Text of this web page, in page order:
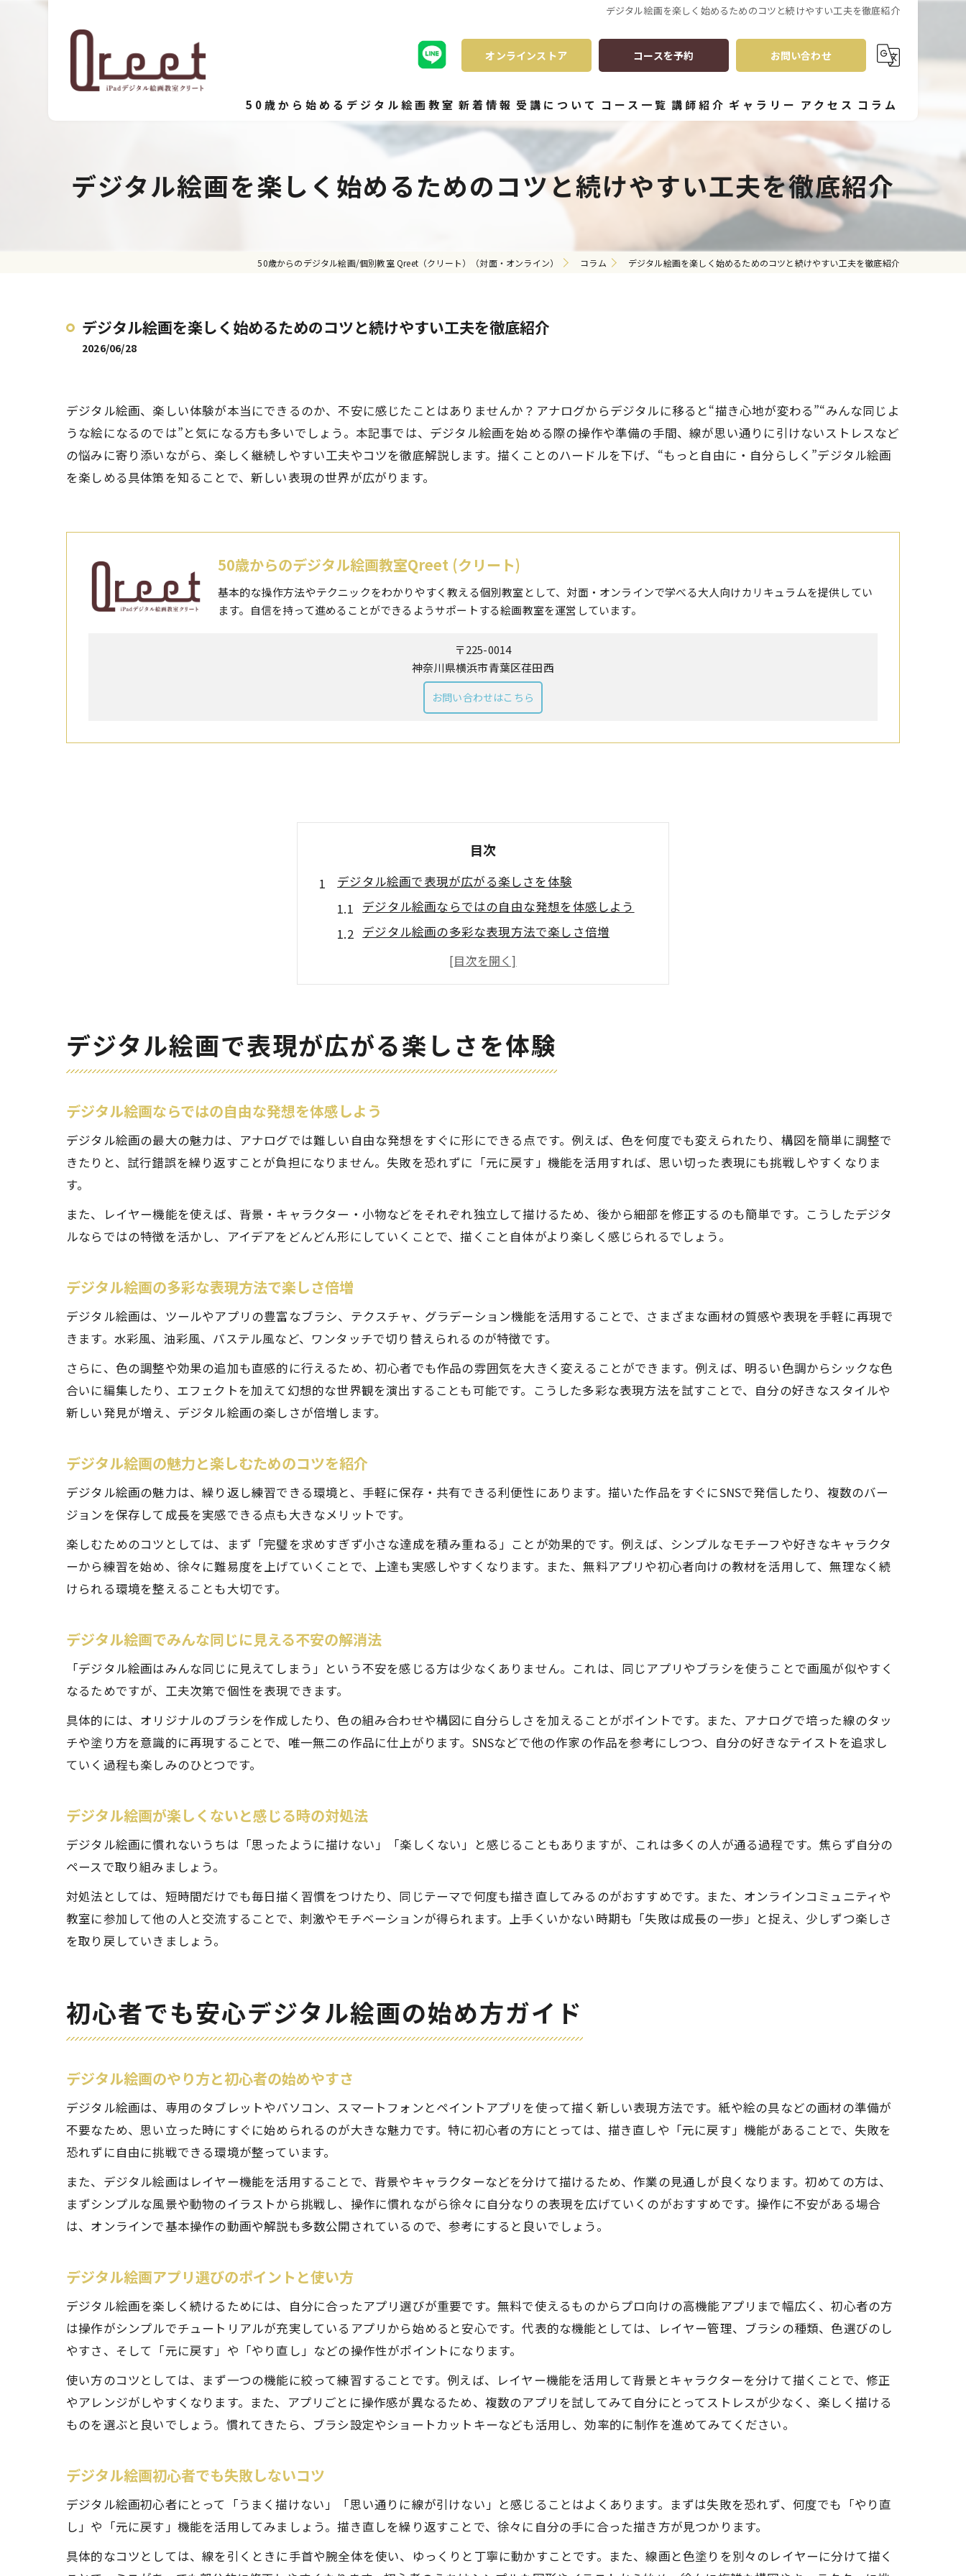
デジタル絵画を楽しく始めるためのコツと続けやすい工夫を徹底紹介
オンラインストア コースを予約 お問い合わせ
50歳から始めるデジタル絵画教室 新着情報 受講について コース一覧 講師紹介 ギャラリー アクセス コラム
デジタル絵画を楽しく始めるためのコツと続けやすい工夫を徹底紹介
50歳からのデジタル絵画/個別教室 Qreet（クリート）（対面・オンライン） コラム デジタル絵画を楽しく始めるためのコツと続けやすい工夫を徹底紹介
デジタル絵画を楽しく始めるためのコツと続けやすい工夫を徹底紹介
2026/06/28
デジタル絵画、楽しい体験が本当にできるのか、不安に感じたことはありませんか？アナログからデジタルに移ると“描き心地が変わる”“みんな同じよ
うな絵になるのでは”と気になる方も多いでしょう。本記事では、デジタル絵画を始める際の操作や準備の手間、線が思い通りに引けないストレスなど
の悩みに寄り添いながら、楽しく継続しやすい工夫やコツを徹底解説します。描くことのハードルを下げ、“もっと自由に・自分らしく”デジタル絵画
を楽しめる具体策を知ることで、新しい表現の世界が広がります。
50歳からのデジタル絵画教室Qreet (クリート)
基本的な操作方法やテクニックをわかりやすく教える個別教室として、対面・オンラインで学べる大人向けカリキュラムを提供してい
ます。自信を持って進めることができるようサポートする絵画教室を運営しています。
〒225-0014
神奈川県横浜市青葉区荏田西
お問い合わせはこちら
目次
デジタル絵画で表現が広がる楽しさを体験
デジタル絵画ならではの自由な発想を体感しよう
デジタル絵画の多彩な表現方法で楽しさ倍増
デジタル絵画の魅力と楽しむためのコツを紹介
デジタル絵画でみんな同じに見える不安の解消法
初心者でも安心デジタル絵画の始め方ガイド
デジタル絵画のやり方と初心者の始めやすさ
デジタル絵画初心者でも失敗しないコツ
デジタル絵画を小学生でも楽しめる方法
デジタルアート初心者におすすめの練習法
デジタル絵画とアナログの違いをわかりやすく解説
アナログとデジタル絵画どちらが描きやすいか比較
アナログ派が感じやすいデジタル絵画の違和感
上達しない悩みも解消できるデジタル絵画の工夫
デジタル絵画で上達しない原因と克服法
デジタル絵画が楽しくなくなる理由を見直そう
デジタル絵画で上達するための練習ポイント
デジタル絵画のやり方を工夫して成長を実感
自分らしいスタイルをデジタル絵画で見つけよう
デジタル絵画で自分らしさを表現する方法
デジタル絵画でみんな同じにならない工夫
デジタル絵画で独自スタイルを磨くコツ
継続派必見デジタル絵画を楽しむコツまとめ
デジタル絵画を楽しく続けるための秘訣
デジタル絵画でモチベーションを保つ方法
デジタル絵画を日常に取り入れるアイデア
デジタル絵画で表現が広がる楽しさを体験
デジタル絵画ならではの自由な発想を体感しよう
デジタル絵画の最大の魅力は、アナログでは難しい自由な発想をすぐに形にできる点です。例えば、色を何度でも変えられたり、構図を簡単に調整で
きたりと、試行錯誤を繰り返すことが負担になりません。失敗を恐れずに「元に戻す」機能を活用すれば、思い切った表現にも挑戦しやすくなりま
す。
また、レイヤー機能を使えば、背景・キャラクター・小物などをそれぞれ独立して描けるため、後から細部を修正するのも簡単です。こうしたデジタ
ルならではの特徴を活かし、アイデアをどんどん形にしていくことで、描くこと自体がより楽しく感じられるでしょう。
デジタル絵画の多彩な表現方法で楽しさ倍増
デジタル絵画は、ツールやアプリの豊富なブラシ、テクスチャ、グラデーション機能を活用することで、さまざまな画材の質感や表現を手軽に再現で
きます。水彩風、油彩風、パステル風など、ワンタッチで切り替えられるのが特徴です。
さらに、色の調整や効果の追加も直感的に行えるため、初心者でも作品の雰囲気を大きく変えることができます。例えば、明るい色調からシックな色
合いに編集したり、エフェクトを加えて幻想的な世界観を演出することも可能です。こうした多彩な表現方法を試すことで、自分の好きなスタイルや
新しい発見が増え、デジタル絵画の楽しさが倍増します。
デジタル絵画の魅力と楽しむためのコツを紹介
デジタル絵画の魅力は、繰り返し練習できる環境と、手軽に保存・共有できる利便性にあります。描いた作品をすぐにSNSで発信したり、複数のバー
ジョンを保存して成長を実感できる点も大きなメリットです。
楽しむためのコツとしては、まず「完璧を求めすぎず小さな達成を積み重ねる」ことが効果的です。例えば、シンプルなモチーフや好きなキャラクタ
ーから練習を始め、徐々に難易度を上げていくことで、上達も実感しやすくなります。また、無料アプリや初心者向けの教材を活用して、無理なく続
けられる環境を整えることも大切です。
デジタル絵画でみんな同じに見える不安の解消法
「デジタル絵画はみんな同じに見えてしまう」という不安を感じる方は少なくありません。これは、同じアプリやブラシを使うことで画風が似やすく
なるためですが、工夫次第で個性を表現できます。
具体的には、オリジナルのブラシを作成したり、色の組み合わせや構図に自分らしさを加えることがポイントです。また、アナログで培った線のタッ
チや塗り方を意識的に再現することで、唯一無二の作品に仕上がります。SNSなどで他の作家の作品を参考にしつつ、自分の好きなテイストを追求し
ていく過程も楽しみのひとつです。
デジタル絵画が楽しくないと感じる時の対処法
デジタル絵画に慣れないうちは「思ったように描けない」「楽しくない」と感じることもありますが、これは多くの人が通る過程です。焦らず自分の
ペースで取り組みましょう。
対処法としては、短時間だけでも毎日描く習慣をつけたり、同じテーマで何度も描き直してみるのがおすすめです。また、オンラインコミュニティや
教室に参加して他の人と交流することで、刺激やモチベーションが得られます。上手くいかない時期も「失敗は成長の一歩」と捉え、少しずつ楽しさ
を取り戻していきましょう。
初心者でも安心デジタル絵画の始め方ガイド
デジタル絵画のやり方と初心者の始めやすさ
デジタル絵画は、専用のタブレットやパソコン、スマートフォンとペイントアプリを使って描く新しい表現方法です。紙や絵の具などの画材の準備が
不要なため、思い立った時にすぐに始められるのが大きな魅力です。特に初心者の方にとっては、描き直しや「元に戻す」機能があることで、失敗を
恐れずに自由に挑戦できる環境が整っています。
また、デジタル絵画はレイヤー機能を活用することで、背景やキャラクターなどを分けて描けるため、作業の見通しが良くなります。初めての方は、
まずシンプルな風景や動物のイラストから挑戦し、操作に慣れながら徐々に自分なりの表現を広げていくのがおすすめです。操作に不安がある場合
は、オンラインで基本操作の動画や解説も多数公開されているので、参考にすると良いでしょう。
デジタル絵画アプリ選びのポイントと使い方
デジタル絵画を楽しく続けるためには、自分に合ったアプリ選びが重要です。無料で使えるものからプロ向けの高機能アプリまで幅広く、初心者の方
は操作がシンプルでチュートリアルが充実しているアプリから始めると安心です。代表的な機能としては、レイヤー管理、ブラシの種類、色選びのし
やすさ、そして「元に戻す」や「やり直し」などの操作性がポイントになります。
使い方のコツとしては、まず一つの機能に絞って練習することです。例えば、レイヤー機能を活用して背景とキャラクターを分けて描くことで、修正
やアレンジがしやすくなります。また、アプリごとに操作感が異なるため、複数のアプリを試してみて自分にとってストレスが少なく、楽しく描ける
ものを選ぶと良いでしょう。慣れてきたら、ブラシ設定やショートカットキーなども活用し、効率的に制作を進めてみてください。
デジタル絵画初心者でも失敗しないコツ
デジタル絵画初心者にとって「うまく描けない」「思い通りに線が引けない」と感じることはよくあります。まずは失敗を恐れず、何度でも「やり直
し」や「元に戻す」機能を活用してみましょう。描き直しを繰り返すことで、徐々に自分の手に合った描き方が見つかります。
具体的なコツとしては、線を引くときに手首や腕全体を使い、ゆっくりと丁寧に動かすことです。また、線画と色塗りを別々のレイヤーに分けて描く